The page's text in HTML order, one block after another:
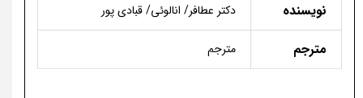
نویسنده
دکتر عطافر/ انالوئی/ قبادی ­پور
مترجم مترجم